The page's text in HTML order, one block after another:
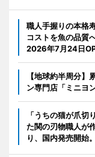
職人手握りの本格
コストを魚の品質
2026年7月24日
【地球約半周分
ン専門店「ミニヨ
「うちの猫が爪
た関の刃物職人が
り、国内発売開始。